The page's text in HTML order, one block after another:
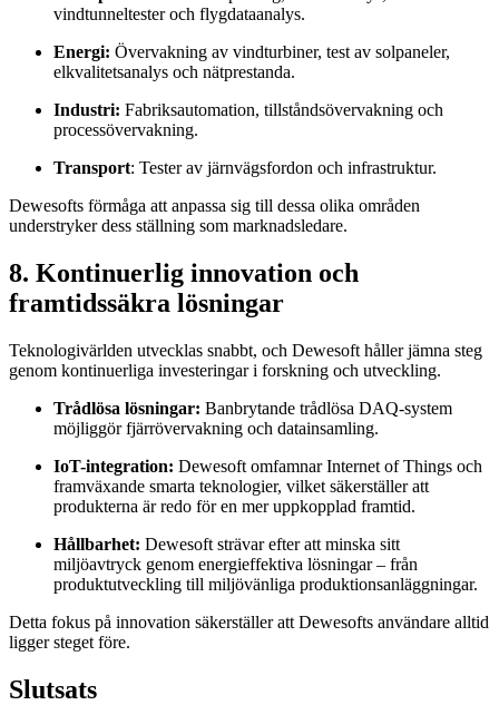
vindtunneltester och flygdataanalys.
Energi: Övervakning av vindturbiner, test av solpaneler,
elkvalitetsanalys och nätprestanda.
Industri: Fabriksautomation, tillståndsövervakning och
processövervakning.
Transport: Tester av järnvägsfordon och infrastruktur.
Dewesofts förmåga att anpassa sig till dessa olika områden
understryker dess ställning som marknadsledare.
8. Kontinuerlig innovation och
framtidssäkra lösningar
Teknologivärlden utvecklas snabbt, och Dewesoft håller jämna steg
genom kontinuerliga investeringar i forskning och utveckling.
Trådlösa lösningar: Banbrytande trådlösa DAQ-system
möjliggör fjärrövervakning och datainsamling.
IoT-integration: Dewesoft omfamnar Internet of Things och
framväxande smarta teknologier, vilket säkerställer att
produkterna är redo för en mer uppkopplad framtid.
Hållbarhet: Dewesoft strävar efter att minska sitt
miljöavtryck genom energieffektiva lösningar – från
produktutveckling till miljövänliga produktionsanläggningar.
Detta fokus på innovation säkerställer att Dewesofts användare alltid
ligger steget före.
Slutsats